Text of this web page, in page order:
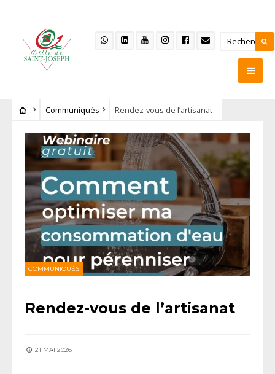
Communiqués Rendez-vous de l’artisanat
COMMUNIQUÉS
Rendez-vous de l’artisanat
21 MAI 2026